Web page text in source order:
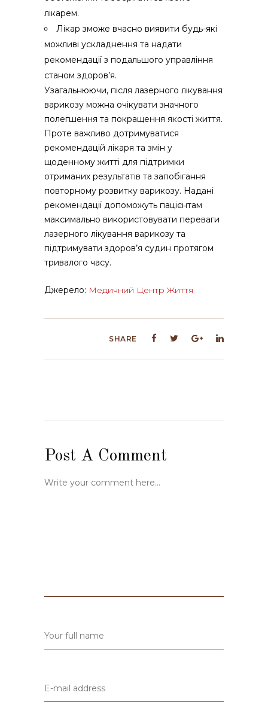
лікарем.
Лікар зможе вчасно виявити будь-які
можливі ускладнення та надати
рекомендації з подальшого управління
станом здоров’я.
Узагальнюючи, після лазерного лікування
варикозу можна очікувати значного
полегшення та покращення якості життя.
Проте важливо дотримуватися
рекомендацій лікаря та змін у
щоденному житті для підтримки
отриманих результатів та запобігання
повторному розвитку варикозу. Надані
рекомендації допоможуть пацієнтам
максимально використовувати переваги
лазерного лікування варикозу та
підтримувати здоров’я судин протягом
тривалого часу.
Джерело: Медичний Центр Життя
SHARE
Post A Comment